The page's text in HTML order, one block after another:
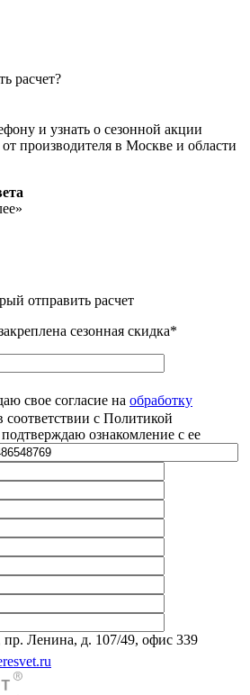
расчет?
и узнать о сезонной акции
отправить расчет
сезонная скидка*
свое согласие на обработку
соответствии с Политикой
ознакомление с ее
Ленина, д. 107/49, офис 339